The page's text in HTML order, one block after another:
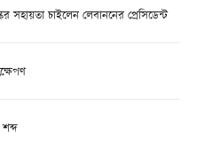
চাইলেন লেবাননের প্রেসিডেন্ট